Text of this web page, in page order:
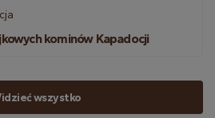
kominów Kapadocji
wszystko